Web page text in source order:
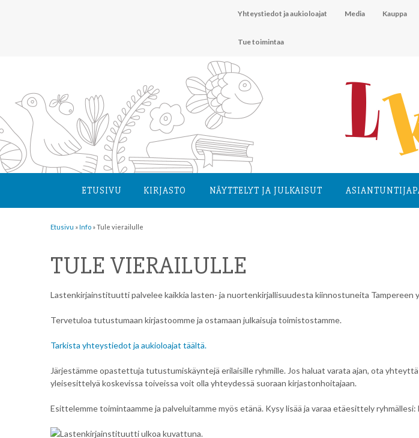
Yhteystiedot ja aukioloajat Media Kauppa
Tue toimintaa
ETUSIVU KIRJASTO NÄYTTELYT JA JULKAISUT
Etusivu »Info »Tule vierailulle
TULE VIERAILULLE
Lastenkirjainstituutti palvelee kaikkia lasten- ja nuortenkirjallisuudesta kiinnostuneita Tampereen
Tervetuloa tutustumaan kirjastoomme ja ostamaan julkaisuja toimistostamme.
Tarkista yhteystiedot ja aukioloajat täältä.
Järjestämme opastettuja tutustumiskäyntejä erilaisille ryhmille. Jos haluat varata ajan, ota
yleisesittelyä koskevissa toiveissa voit olla yhteydessä suoraan kirjastonhoitajaan.
Esittelemme toimintaamme ja palveluitamme myös etänä. Kysy lisää ja varaa etäesittely